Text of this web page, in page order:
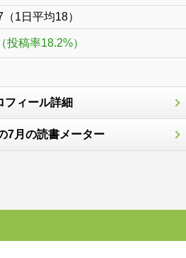
1日平均18）
投稿率18.2%）
フィール詳細
7月の読書メーター